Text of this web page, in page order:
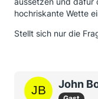
hochriskante Wette
Stellt sich nur die
John